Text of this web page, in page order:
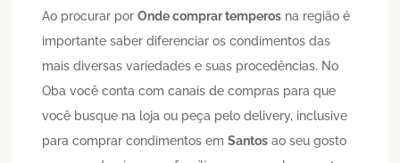
Ao procurar porOnde comprar temperos na região é
importante saber diferenciar os condimentos das
mais diversas variedades e suas procedências. No
Oba você conta com canais de compras para que
você busque na loja ou peça pelo delivery, inclusive
para comprar condimentos emSantos ao seu gosto